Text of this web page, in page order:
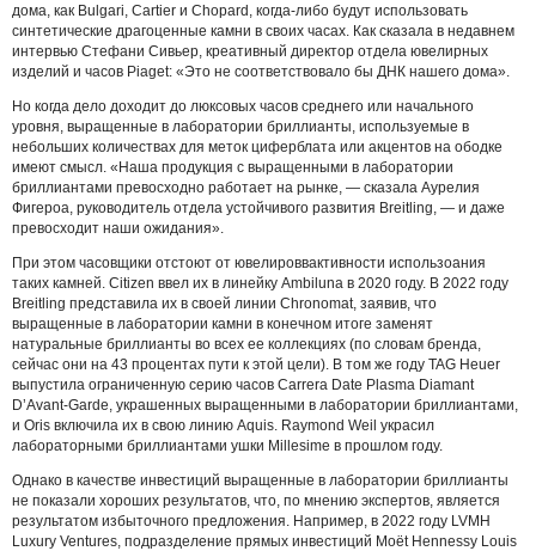
дома, как Bulgari, Cartier и Chopard, когда-либо будут использовать
синтетические драгоценные камни в своих часах. Как сказала в недавнем
интервью Стефани Сивьер, креативный директор отдела ювелирных
изделий и часов Piaget: «Это не соответствовало бы ДНК нашего дома».
Но когда дело доходит до люксовых часов среднего или начального
уровня, выращенные в лаборатории бриллианты, используемые в
небольших количествах для меток циферблата или акцентов на ободке
имеют смысл. «Наша продукция с выращенными в лаборатории
бриллиантами превосходно работает на рынке, — сказала Аурелия
Фигероа, руководитель отдела устойчивого развития Breitling, — и даже
превосходит наши ожидания».
При этом часовщики отстоют от ювелироввактивности использоания
таких камней. Citizen ввел их в линейку Ambiluna в 2020 году. В 2022 году
Breitling представила их в своей линии Chronomat, заявив, что
выращенные в лаборатории камни в конечном итоге заменят
натуральные бриллианты во всех ее коллекциях (по словам бренда,
сейчас они на 43 процентах пути к этой цели). В том же году TAG Heuer
выпустила ограниченную серию часов Carrera Date Plasma Diamant
D’Avant-Garde, украшенных выращенными в лаборатории бриллиантами,
и Oris включила их в свою линию Aquis. Raymond Weil украсил
лабораторными бриллиантами ушки Millesime в прошлом году.
Однако в качестве инвестиций выращенные в лаборатории бриллианты
не показали хороших результатов, что, по мнению экспертов, является
результатом избыточного предложения. Например, в 2022 году LVMH
Luxury Ventures, подразделение прямых инвестиций Moët Hennessy Louis